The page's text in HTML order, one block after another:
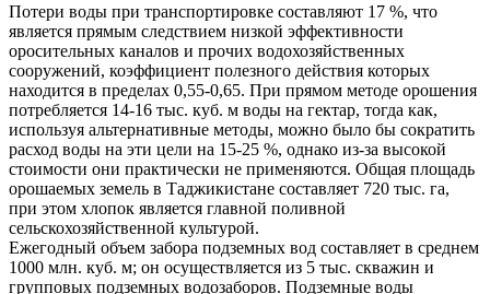
Потери воды при транспортировке составляют 17 %, что
является прямым следствием низкой эффективности
оросительных каналов и прочих водохозяйственных
сооружений, коэффициент полезного действия которых
находится в пределах 0,55-0,65. При прямом методе орошения
потребляется 14-16 тыс. куб. м воды на гектар, тогда как,
используя альтернативные методы, можно было бы сократить
расход воды на эти цели на 15-25 %, однако из-за высокой
стоимости они практически не применяются. Общая площадь
орошаемых земель в Таджикистане составляет 720 тыс. га,
при этом хлопок является главной поливной
сельскохозяйственной культурой.
Ежегодный объем забора подземных вод составляет в среднем
1000 млн. куб. м; он осуществляется из 5 тыс. скважин и
групповых подземных водозаборов. Подземные воды